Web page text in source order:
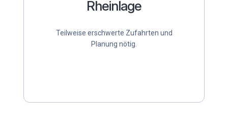
Rheinlage
Teilweise erschwerte Zufahrten und
Planung nötig.